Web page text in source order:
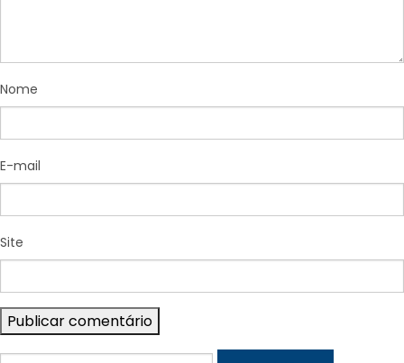
Nome
E-mail
Site